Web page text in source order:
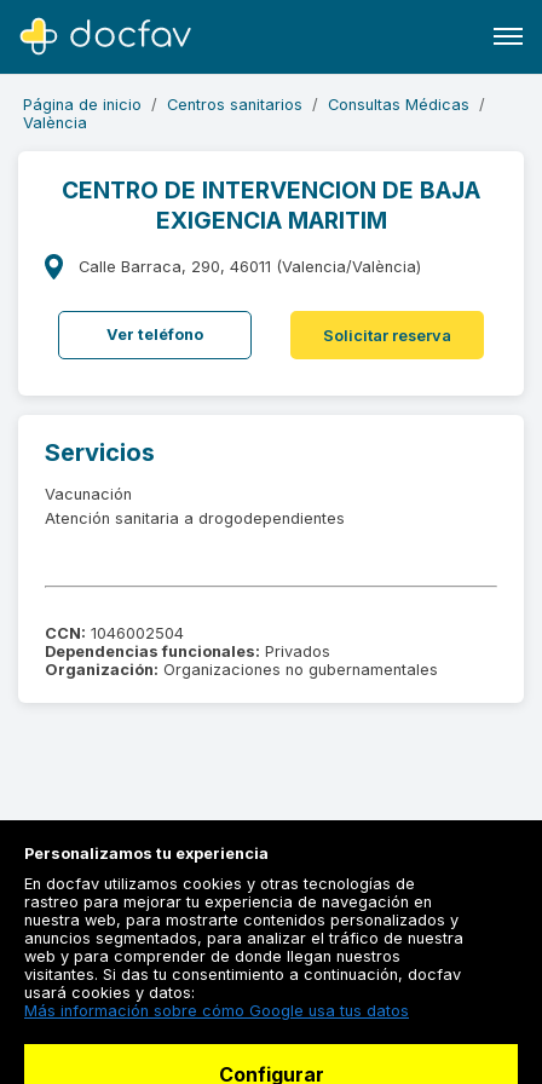
Buscar
Software para clínicas
Soporte
¿Eres un doctor?
Página de inicio Centros sanitarios
Consultas Médicas
València
CENTRO DE INTERVENCION DE BAJA
EXIGENCIA MARITIM
Calle Barraca, 290, 46011 (Valencia/València)
Ver teléfono Solicitar reserva
Servicios
Vacunación
Atención sanitaria a drogodependientes
CCN: 1046002504
Dependencias funcionales: Privados
Organización: Organizaciones no gubernamentales
Registrarse
Docfav
Personalizamos tu experiencia
En docfav utilizamos cookies y otras tecnologías de
rastreo para mejorar tu experiencia de navegación en
nuestra web, para mostrarte contenidos personalizados y
anuncios segmentados, para analizar el tráfico de nuestra
web y para comprender de donde llegan nuestros
visitantes. Si das tu consentimiento a continuación, docfav
usará cookies y datos:
Más información sobre cómo Google usa tus datos
Configurar